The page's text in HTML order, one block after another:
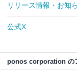
リリース情報・お知
公式X
ponos corporation の